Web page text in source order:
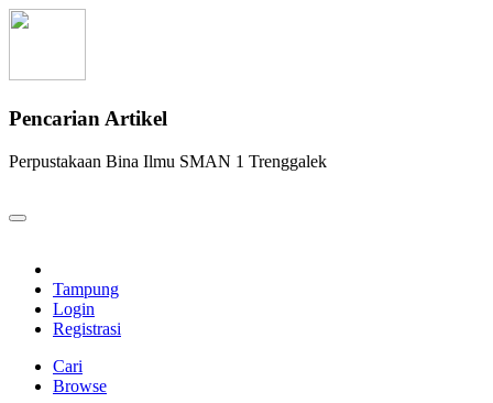
Pencarian Artikel
Perpustakaan Bina Ilmu SMAN 1 Trenggalek
Tampung
Login
Registrasi
Cari
Browse